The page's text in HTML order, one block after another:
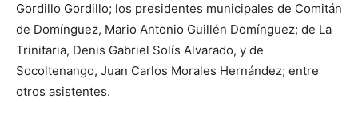
Gordillo Gordillo; los presidentes municipales de Comitán
de Domínguez, Mario Antonio Guillén Domínguez; de La
Trinitaria, Denis Gabriel Solís Alvarado, y de
Socoltenango, Juan Carlos Morales Hernández; entre
otros asistentes.